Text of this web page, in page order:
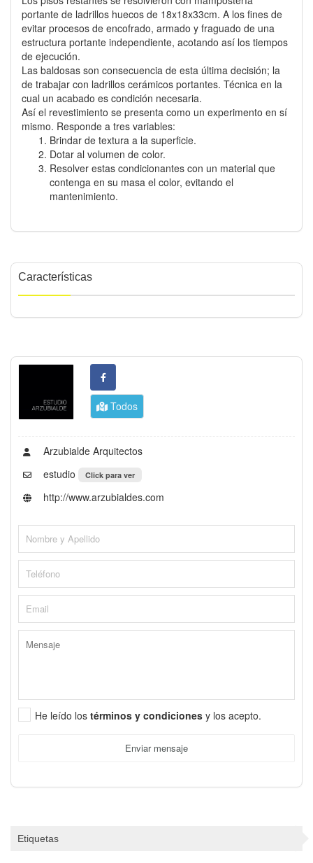
portante de ladrillos huecos de 18x18x33cm. A los fines de
evitar procesos de encofrado, armado y fraguado de una
estructura portante independiente, acotando así los tiempos
de ejecución.
Las baldosas son consecuencia de esta última decisión; la
de trabajar con ladrillos cerámicos portantes. Técnica en la
cual un acabado es condición necesaria.
Así el revestimiento se presenta como un experimento en sí
mismo. Responde a tres variables:
Brindar de textura a la superficie.
Dotar al volumen de color.
Resolver estas condicionantes con un material que
contenga en su masa el color, evitando el
mantenimiento.
Características
Todos
Arzubialde Arquitectos
estudio
Click para ver
http://www.arzubialdes.com
He leído los términos y condiciones y los acepto.
Enviar mensaje
Etiquetas